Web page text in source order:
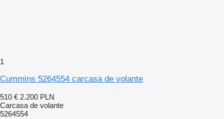
1
Cummins 5264554 carcasa de volante
510 € 2.200 PLN
Carcasa de volante
5264554